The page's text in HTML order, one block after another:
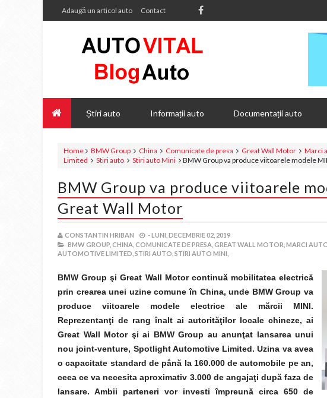
Adaugă un articol auto Contact
Știri auto Informații auto Documentații auto
Home BMW Group China Comunicate de presa Great Wall Motor Marci
Limited
Stiri auto Stiri auto Mini BMW Group va produce viitoarele modele
BMW Group va produce viitoarele
Great Wall Motor
CONSTANTIN HRIBAN -LUNI, DECEMBRIE 02, 2019
BMW GROUP, CHINA, COMUNICATE DE PRESA, GREAT WALL MOTOR, MARCI
AUTOMOTIVE LIMITED, STIRI AUTO, STIRI AUTO MINI,
BMW Group şi Great Wall Motor continuă mobilitatea electrică
prin crearea unei uzine comune în China, unde BMW Group va
produce viitoarele modele electrice ale mărcii MINI.
Reprezentanţi de rang înalt ai autorităţilor locale chineze, ai
Great Wall Motor şi ai BMW Group au anunţat lansarea unui
nou joint-venture, Spotlight Automotive Limited. Uzina va avea
o capacitate standard de până la 160.000 de automobile pe an,
ceea ce va necesita aproximativ 3.000 de angajaţi după faza de
lansare. Ambii parteneri vor investi împreună circa 650 de